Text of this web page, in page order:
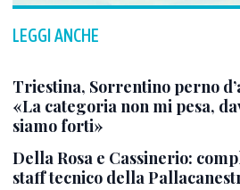
LEGGI ANCHE
Triestina, Sorrentino perno
«La categoria non mi pesa,
siamo forti»
Della Rosa e Cassinerio:
staff tecnico della